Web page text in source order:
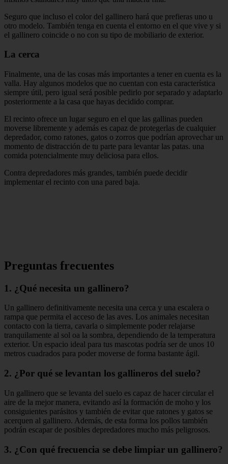
Seguro que incluso el color del gallinero hará que prefieras uno u
otro modelo. También tenga en cuenta el entorno en el que vive y si
el gallinero coincide o no con su tipo de mobiliario de exterior.
La cerca
Finalmente, una de las cosas más importantes a tener en cuenta es la
valla. Hay algunos modelos que no cuentan con esta característica
siempre útil, pero igual será posible pedirlo por separado y adaptarlo
posteriormente a la casa que hayas decidido comprar.
El recinto ofrece un lugar seguro en el que las gallinas pueden
moverse libremente y además es capaz de protegerlas de cualquier
depredador, como ratones, gatos o zorros que podrían aprovechar un
momento de distracción de tu parte para levantar las patas. una
comida potencialmente muy deliciosa para ellos.
Contra depredadores más grandes, también puede decidir
implementar el recinto con una pared baja.
Preguntas frecuentes
1. ¿Qué necesita un gallinero?
Un gallinero definitivamente necesita una cerca y una escalera o
rampa que permita el acceso de las aves. Los animales necesitan
contacto con la tierra, cavarla o simplemente poder relajarse
tranquilamente al sol oa la sombra, dependiendo de la temperatura
exterior. Un espacio ideal para tus mascotas podría ser de unos 10
metros cuadrados para poder moverse de forma bastante ágil.
2. ¿Por qué se levantan los gallineros del suelo?
Un gallinero que se levanta del suelo es capaz de hacer circular el
aire de la mejor manera, evitando así la formación de moho y los
consiguientes parásitos y también de evitar que ratones y gatos se
acerquen al gallinero. Además, de esta forma los pollos también
podrán escapar de posibles depredadores mucho más peligrosos.
3. ¿Con qué frecuencia se debe limpiar un gallinero?